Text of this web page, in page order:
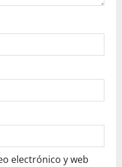
electrónico y web